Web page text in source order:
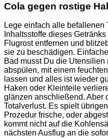
Cola gegen rostige
Lege einfach alle
Inhaltsstoffe dieses
Flugrost entfernen und
sie zu beschädigen.
Bad musst Du die
abspülen, mit einem
lassen und alles ist wieder
Haken oder Kleinteile
glänzen anschließend. Aber
Totalverlust. Es spielt
Prozedur frische, oder
kommt nicht auf die
nächsten Ausflug an die